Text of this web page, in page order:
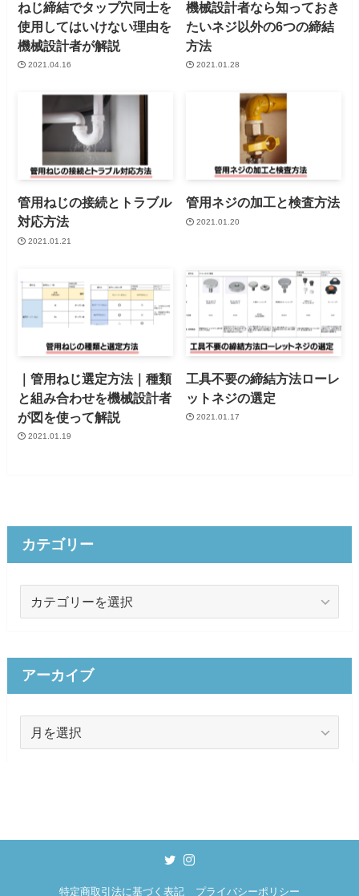
ねじ締結でタップ穴同士を
使用してはいけない理由を
機械設計者が解説
2021.04.16
機械設計者なら知っておき
たいネジ以外の6つの締結
方法
2021.01.28
管用ねじの接続とトラブル
対応方法
2021.01.21
管用ネジの加工と検査方法
2021.01.20
｜管用ねじ選定方法｜種類
と組み合わせを機械設計者
が図を使って解説
2021.01.19
工具不要の締結方法ローレ
ットネジの選定
2021.01.17
カテゴリー
ー
アーカイブ
特定商取引法に基づく表記 プライバシーポリシー